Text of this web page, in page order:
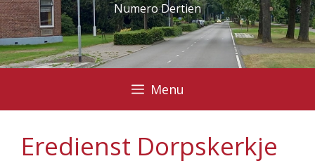
Numero Dertien
Menu
Eredienst Dorpskerkje